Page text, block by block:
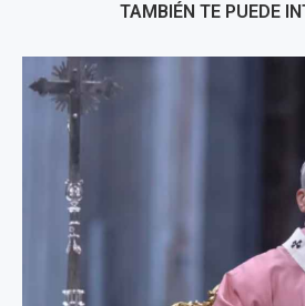
TAMBIÉN TE PUEDE